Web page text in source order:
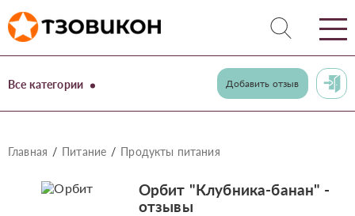
Все категории Добавить отзыв
Главная Питание Продукты питания
Орбит "Клубника-банан" -
отзывы